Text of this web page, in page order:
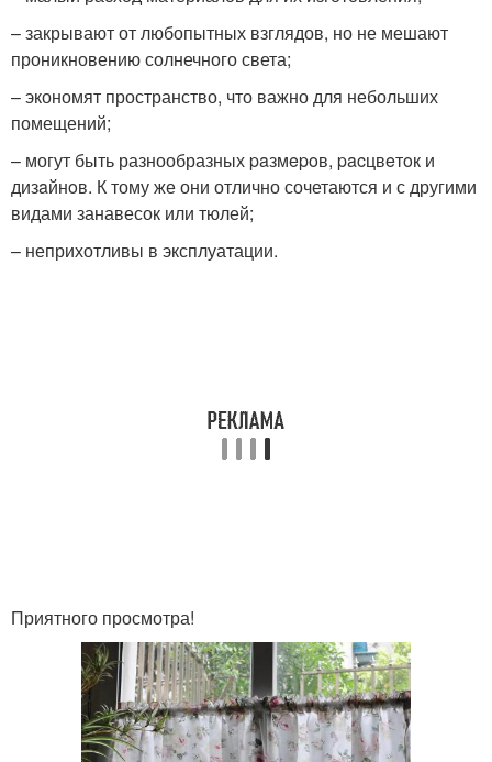
– закрывают от любопытных взглядов, но не мешают
проникновению солнечного света;
– экономят пространство, что важно для небольших
помещений;
– могут быть разнообразных paзмepoв, pacцвeтoк и
дизaйнoв. К тому же они отлично сочетаются и с другими
видами занавесок или тюлей;
– неприхотливы в эксплуатации.
Приятного просмотра!